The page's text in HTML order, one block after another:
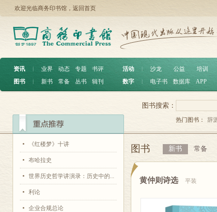
欢迎光临商务印书馆， 返回首页
资讯 ︱ 业界 动态 专题
书评
图书
︱ 新书 常备 丛书 辑刊
活动 沙龙 公益
培训
数字
电子书 数据库 APP
《红楼梦》十讲
布哈拉史
世界历史哲学讲演录：历史中的...
利论
企业合规总论
图书搜索：
热门图书： 辞
图书 新书 常备
黄仲则诗选 平装